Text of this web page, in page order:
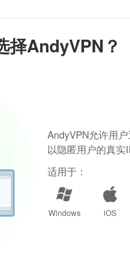
择AndyVPN？
AndyVPN允许用
以隐匿用户的真实
适用于：
Windows iOS